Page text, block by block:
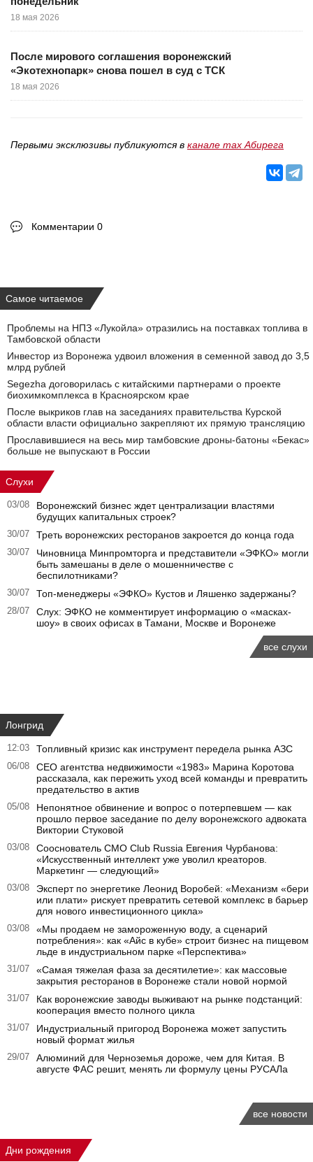
18 мая 2026
После мирового соглашения воронежский
«Экотехнопарк» снова пошел в суд с ТСК
18 мая 2026
Первыми эксклюзивы публикуются в канале max Абирега
Комментарии 0
Самое читаемое
Проблемы на НПЗ «Лукойла» отразились на поставках топлива в
Тамбовской области
Инвестор из Воронежа удвоил вложения в семенной завод до 3,5
млрд рублей
Segezha договорилась с китайскими партнерами о проекте
биохимкомплекса в Красноярском крае
После выкриков глав на заседаниях правительства Курской
области власти официально закрепляют их прямую трансляцию
Прославившиеся на весь мир тамбовские дроны-батоны «Бекас»
больше не выпускают в России
Слухи
03/08
Воронежский бизнес ждет централизации властями
будущих капитальных строек?
30/07 Треть воронежских ресторанов закроется до конца года
30/07
Чиновница Минпромторга и представители «ЭФКО» могли
быть замешаны в деле о мошенничестве с
беспилотниками?
30/07 Топ-менеджеры «ЭФКО» Кустов и Ляшенко задержаны?
28/07
Слух: ЭФКО не комментирует информацию о «масках-
шоу» в своих офисах в Тамани, Москве и Воронеже
все слухи
Лонгрид
12:03 Топливный кризис как инструмент передела рынка АЗС
06/08
CEO агентства недвижимости «1983» Марина Коротова
рассказала, как пережить уход всей команды и превратить
предательство в актив
05/08
Непонятное обвинение и вопрос о потерпевшем — как
прошло первое заседание по делу воронежского адвоката
Виктории Стуковой
03/08
Сооснователь CMO Club Russia Евгения Чурбанова:
«Искусственный интеллект уже уволил креаторов.
Маркетинг — следующий»
03/08
Эксперт по энергетике Леонид Воробей: «Механизм «бери
или плати» рискует превратить сетевой комплекс в барьер
для нового инвестиционного цикла»
03/08
«Мы продаем не замороженную воду, а сценарий
потребления»: как «Айс в кубе» строит бизнес на пищевом
льде в индустриальном парке «Перспектива»
31/07
«Самая тяжелая фаза за десятилетие»: как массовые
закрытия ресторанов в Воронеже стали новой нормой
31/07
Как воронежские заводы выживают на рынке подстанций:
кооперация вместо полного цикла
31/07
Индустриальный пригород Воронежа может запустить
новый формат жилья
29/07
Алюминий для Черноземья дороже, чем для Китая. В
августе ФАС решит, менять ли формулу цены РУСАЛа
все новости
Дни рождения